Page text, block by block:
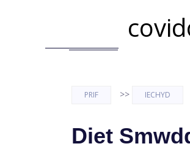
PRIF >> IECHYD
Diet